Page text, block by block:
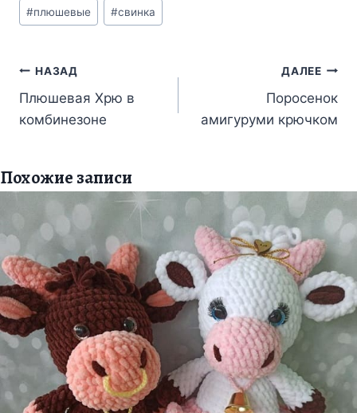
записи:
#плюшевые #свинка
Навигация
по
записям
НАЗАД
Плюшевая Хрю в
комбинезоне
ДАЛЕЕ
Поросенок
амигуруми крючком
Похожие записи